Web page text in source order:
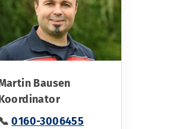
Bausen
0160-3006455